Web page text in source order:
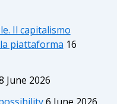
Il capitalismo
piattaforma 16
June 2026